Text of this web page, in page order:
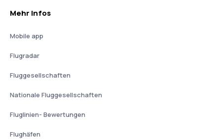
Mehr Infos
Mobile app
Flugradar
Fluggesellschaften
Nationale Fluggesellschaften
Fluglinien- Bewertungen
Flughäfen